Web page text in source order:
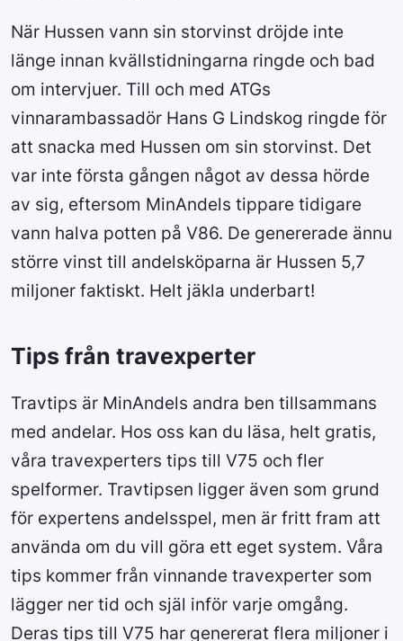
När Hussen vann sin storvinst dröjde inte
länge innan kvällstidningarna ringde och bad
om intervjuer. Till och med ATGs
vinnarambassadör Hans G Lindskog ringde för
att snacka med Hussen om sin storvinst. Det
var inte första gången något av dessa hörde
av sig, eftersom MinAndels tippare tidigare
vann halva potten på V86. De genererade ännu
större vinst till andelsköparna är Hussen 5,7
miljoner faktiskt. Helt jäkla underbart!
Tips från travexperter
Travtips är MinAndels andra ben tillsammans
med andelar. Hos oss kan du läsa, helt gratis,
våra travexperters tips till V75 och fler
spelformer. Travtipsen ligger även som grund
för expertens andelsspel, men är fritt fram att
använda om du vill göra ett eget system. Våra
tips kommer från vinnande travexperter som
lägger ner tid och själ inför varje omgång.
Deras tips till V75 har genererat flera miljoner i